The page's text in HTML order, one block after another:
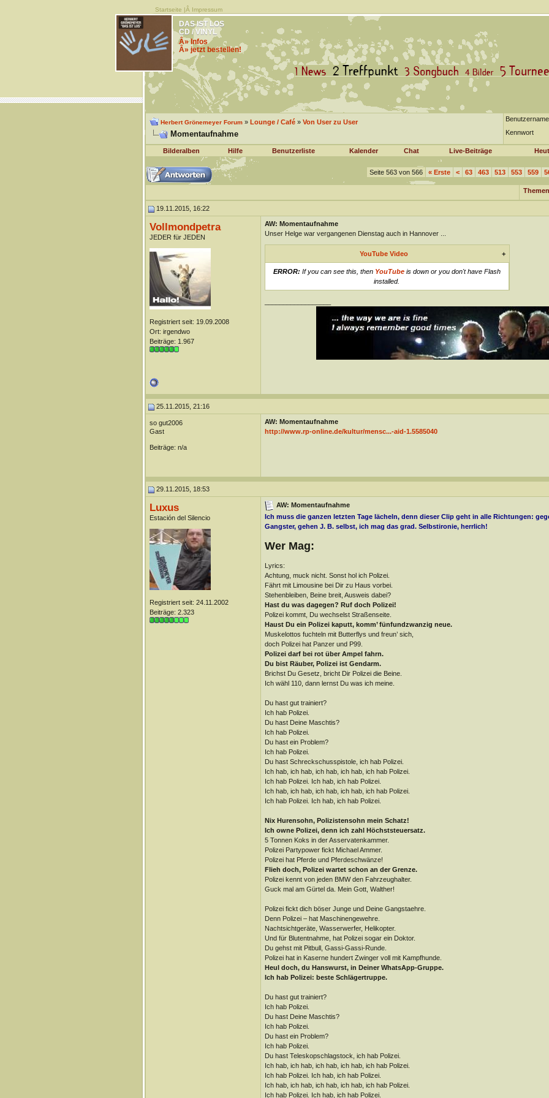
Startseite |Â Impressum
DAS IST LOS
CD / VINYL
Â» Infos
Â» jetzt bestellen!
Herbert Grönemeyer Forum» Lounge / Café» Von User zu User
Momentaufnahme
Benutzername
Kennwort
Bilderalben Hilfe Benutzerliste Kalender Chat Live-Beiträge
Seite 563 von 566 «Erste < 63 463 513 553 559
19.11.2015, 16:22
Vollmondpetra
JEDER für JEDEN
Registriert seit: 19.09.2008
Ort: irgendwo
Beiträge: 1.967
AW: Momentaufnahme
Unser Helge war vergangenen Dienstag auch in Hannover ...
+
YouTube Video
ERROR: If you can see this, then YouTubeis down or you don't have Flash
installed.
25.11.2015, 21:16
so gut2006
Gast
Beiträge: n/a
AW: Momentaufnahme
http://www.rp-online.de/kultur/mensc...-aid-1.5585040
29.11.2015, 18:53
Luxus
Estación del Silencio
Registriert seit: 24.11.2002
Beiträge: 2.323
AW: Momentaufnahme
Ich muss die ganzen letzten Tage lächeln, denn dieser Clip geht in alle Richtungen:
Gangster, gehen J. B. selbst, ich mag das grad. Selbstironie, herrlich!
Wer Mag:
Lyrics:
Achtung, muck nicht. Sonst hol ich Polizei.
Fährt mit Limousine bei Dir zu Haus vorbei.
Stehenbleiben, Beine breit, Ausweis dabei?
Hast du was dagegen? Ruf doch Polizei!
Polizei kommt, Du wechselst Straßenseite.
Haust Du ein Polizei kaputt, komm’ fünfundzwanzig neue.
Muskelottos fuchteln mit Butterflys und freun’ sich,
doch Polizei hat Panzer und P99.
Polizei darf bei rot über Ampel fahrn.
Du bist Räuber, Polizei ist Gendarm.
Brichst Du Gesetz, bricht Dir Polizei die Beine.
Ich wähl 110, dann lernst Du was ich meine.
Du hast gut trainiert?
Ich hab Polizei.
Du hast Deine Maschtis?
Ich hab Polizei.
Du hast ein Problem?
Ich hab Polizei.
Du hast Schreckschusspistole, ich hab Polizei.
Ich hab, ich hab, ich hab, ich hab, ich hab Polizei.
Ich hab Polizei. Ich hab, ich hab Polizei.
Ich hab, ich hab, ich hab, ich hab, ich hab Polizei.
Ich hab Polizei. Ich hab, ich hab Polizei.
Nix Hurensohn, Polizistensohn mein Schatz!
Ich owne Polizei, denn ich zahl Höchststeuersatz.
5 Tonnen Koks in der Asservatenkammer.
Polizei Partypower fickt Michael Ammer.
Polizei hat Pferde und Pferdeschwänze!
Flieh doch, Polizei wartet schon an der Grenze.
Polizei kennt von jeden BMW den Fahrzeughalter.
Guck mal am Gürtel da. Mein Gott, Walther!
Polizei fickt dich böser Junge und Deine Gangstaehre.
Denn Polizei – hat Maschinengewehre.
Nachtsichtgeräte, Wasserwerfer, Helikopter.
Und für Blutentnahme, hat Polizei sogar ein Doktor.
Du gehst mit Pitbull, Gassi-Gassi-Runde.
Polizei hat in Kaserne hundert Zwinger voll mit Kampfhunde.
Heul doch, du Hanswurst, in Deiner WhatsApp-Gruppe.
Ich hab Polizei: beste Schlägertruppe.
Du hast gut trainiert?
Ich hab Polizei.
Du hast Deine Maschtis?
Ich hab Polizei.
Du hast ein Problem?
Ich hab Polizei.
Du hast Teleskopschlagstock, ich hab Polizei.
Ich hab, ich hab, ich hab, ich hab, ich hab Polizei.
Ich hab Polizei. Ich hab, ich hab Polizei.
Ich hab, ich hab, ich hab, ich hab, ich hab Polizei.
Ich hab Polizei. Ich hab, ich hab Polizei.